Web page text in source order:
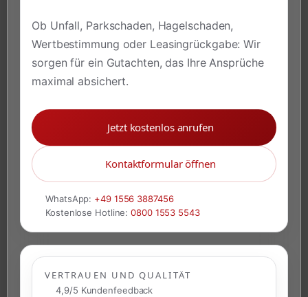
Ob Unfall, Parkschaden, Hagelschaden,
Wertbestimmung oder Leasingrückgabe: Wir
sorgen für ein Gutachten, das Ihre Ansprüche
maximal absichert.
Jetzt kostenlos anrufen
Kontaktformular öffnen
WhatsApp: +49 1556 3887456
Kostenlose Hotline:0800 1553 5543
VERTRAUEN UND QUALITÄT
4,9/5 Kundenfeedback